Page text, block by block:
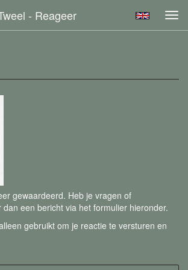
- Reageer
gewaardeerd. Heb je vragen of
een bericht via het formulier hieronder.
gebruikt om je reactie te versturen en